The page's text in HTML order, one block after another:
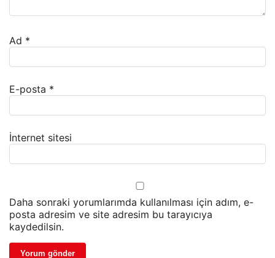
Ad *
E-posta *
İnternet sitesi
Daha sonraki yorumlarımda kullanılması için adım, e-
posta adresim ve site adresim bu tarayıcıya
kaydedilsin.